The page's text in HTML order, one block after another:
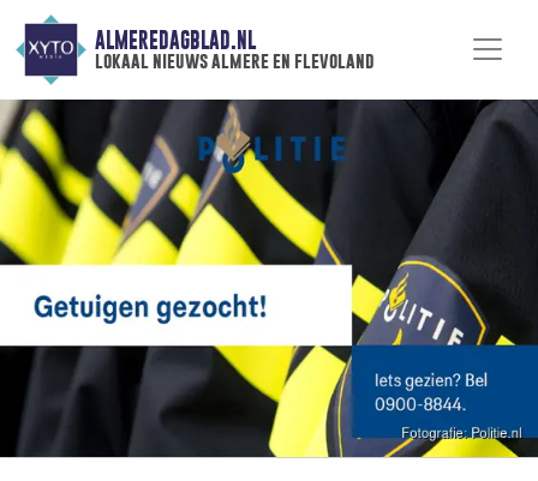
ALMEREDAGBLAD.NL
lokaal nieuws almere en flevoland